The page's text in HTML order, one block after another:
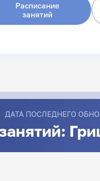
Расписание
занятий
ДАТА ПОСЛЕДНЕГО